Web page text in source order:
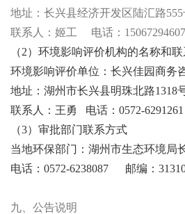
地址：长兴县经济开发区陆汇路555
联系人：姬工
电话： 15067294607
（2）环境影响评价机构的名称和
环境影响评价单位：长兴佳园商务
地址：湖州市长兴县明珠北路1318
联系人：王勇
电话： 0572-6291261
（3）审批部门联系方式
当地环保部门：湖州市生态环境局
电话： 0572-6238087 邮编：
九、 公告说明